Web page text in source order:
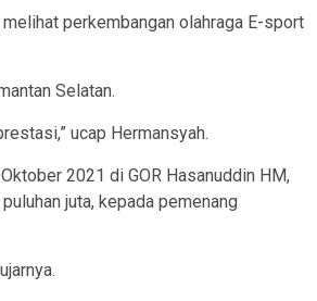
perkembangan olahraga E-sport
Selatan.
ucap Hermansyah.
2021 di GOR Hasanuddin HM,
juta, kepada pemenang